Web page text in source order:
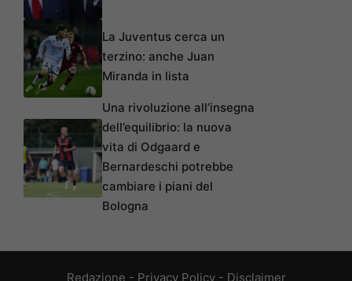
La Juventus cerca un
terzino: anche Juan
Miranda in lista
Una rivoluzione all’insegna
dell’equilibrio: la nuova
vita di Odgaard e
Bernardeschi potrebbe
cambiare i piani del
Bologna
Redazione - Privacy Policy- Disclaimer